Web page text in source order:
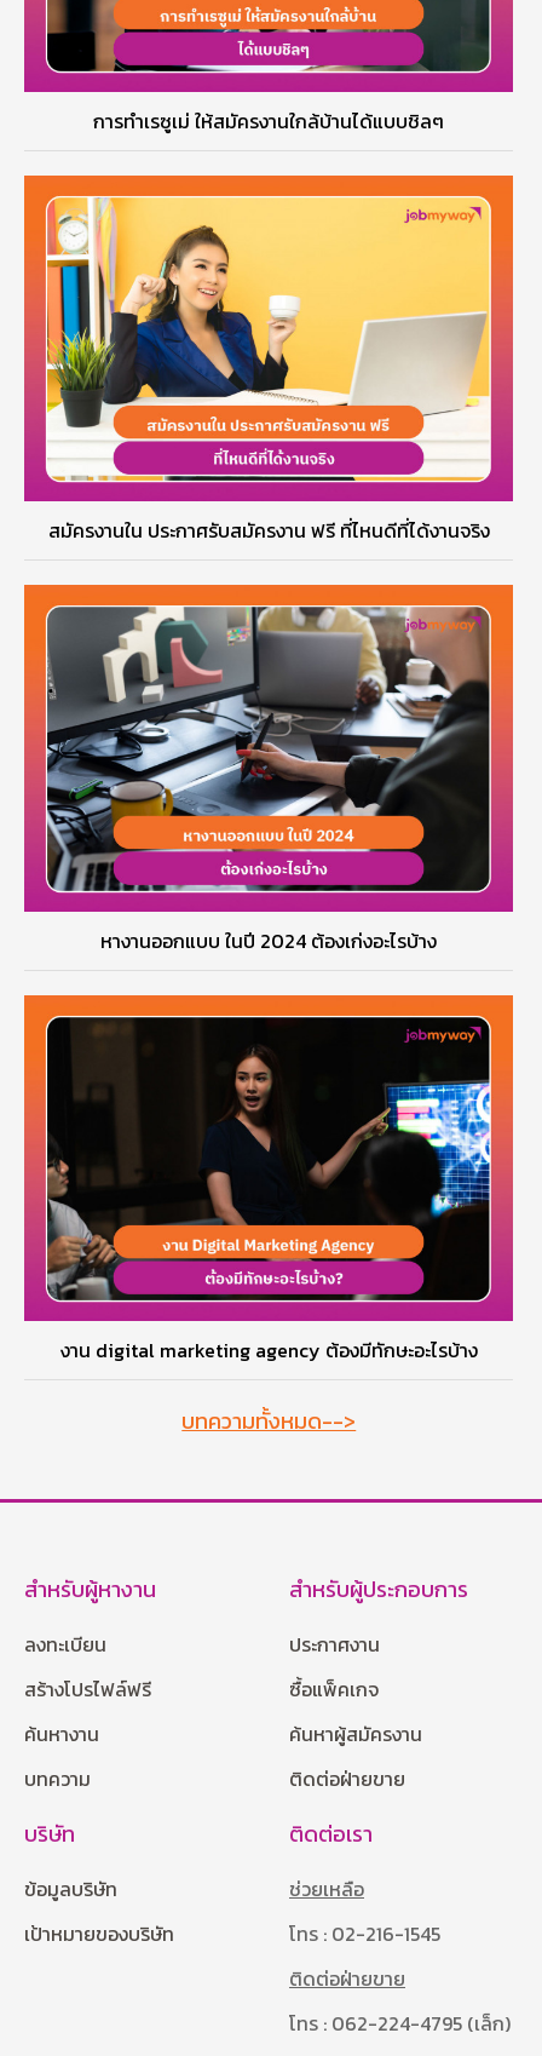
การทำเรซูเม่ ให้สมัครงานใกล้บ้านได้แบบชิลๆ
สมัครงานใน ประกาศรับสมัครงาน ฟรี ที่ไหนดีที่ได้งานจริง
หางานออกแบบ ในปี 2024 ต้องเก่งอะไรบ้าง
งาน digital marketing agency ต้องมีทักษะอะไรบ้าง
บทความทั้งหมด-->
สำหรับผู้หางาน
ลงทะเบียน
สร้างโปรไฟล์ฟรี
ค้นหางาน
บทความ
สำหรับผู้ประกอบการ
ประกาศงาน
ซื้อแพ็คเกจ
ค้นหาผู้สมัครงาน
ติดต่อฝ่ายขาย
บริษัท
ข้อมูลบริษัท
เป้าหมายของบริษัท
ติดต่อเรา
ช่วยเหลือ
โทร : 02-216-1545
ติดต่อฝ่ายขาย
โทร : 062-224-4795 (เล็ก)